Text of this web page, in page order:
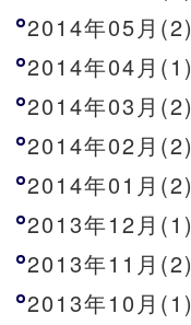
2014年05月(2)
2014年04月(1)
2014年03月(2)
2014年02月(2)
2014年01月(2)
2013年12月(1)
2013年11月(2)
2013年10月(1)